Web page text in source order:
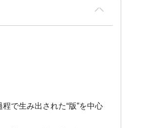
で生み出された“版”を中心